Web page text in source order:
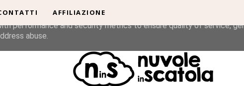
AFFILIAZIONE
to deliver its services and to analyze traffic. Your IP address and
performance and security metrics to ensure quality of service,
abuse.